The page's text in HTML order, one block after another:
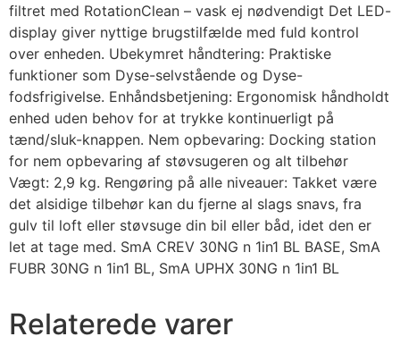
filtret med RotationClean – vask ej nødvendigt Det LED-
display giver nyttige brugstilfælde med fuld kontrol
over enheden. Ubekymret håndtering: Praktiske
funktioner som Dyse-selvstående og Dyse-
fodsfrigivelse. Enhåndsbetjening: Ergonomisk håndholdt
enhed uden behov for at trykke kontinuerligt på
tænd/sluk-knappen. Nem opbevaring: Docking station
for nem opbevaring af støvsugeren og alt tilbehør
Vægt: 2,9 kg. Rengøring på alle niveauer: Takket være
det alsidige tilbehør kan du fjerne al slags snavs, fra
gulv til loft eller støvsuge din bil eller båd, idet den er
let at tage med. SmA CREV 30NG n 1in1 BL BASE, SmA
FUBR 30NG n 1in1 BL, SmA UPHX 30NG n 1in1 BL
Relaterede varer